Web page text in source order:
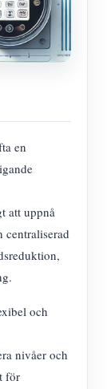
en
att uppnå
centraliserad
och
nivåer och
för